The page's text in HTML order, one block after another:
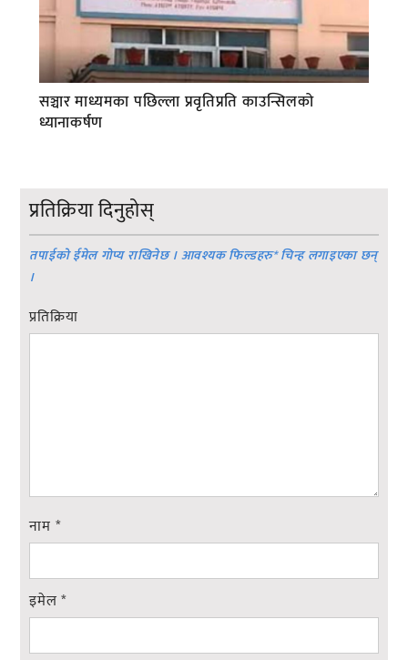
सञ्चार माध्यमका पछिल्ला प्रवृतिप्रति काउन्सिलको
ध्यानाकर्षण
प्रतिक्रिया दिनुहोस्
तपाईको ईमेल गोप्य राखिनेछ । आवश्यक फिल्डहरु*चिन्ह लगाइएका छन्
।
प्रतिक्रिया
नाम *
इमेल*